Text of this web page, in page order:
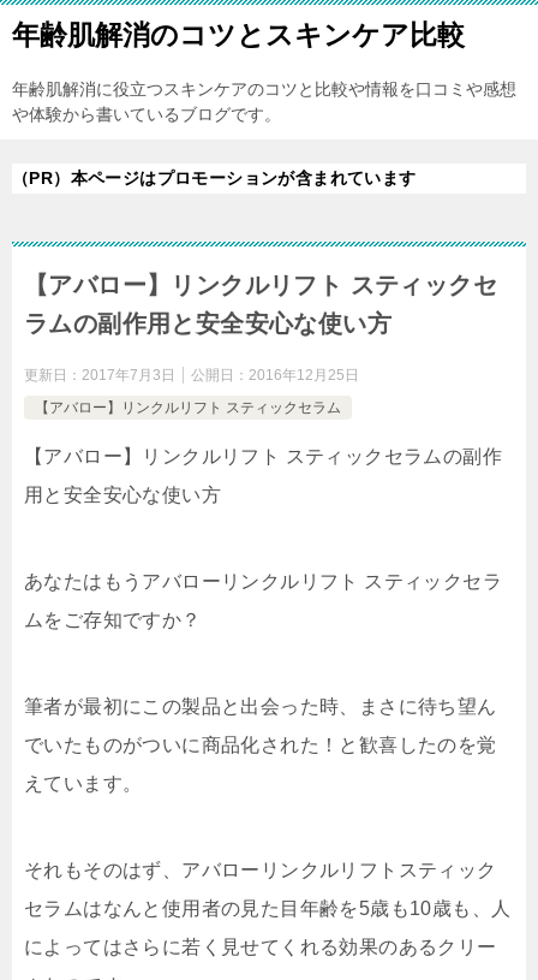
年齢肌解消のコツとスキンケア比較
年齢肌解消に役立つスキンケアのコツと比較や情報を口コミや感想
や体験から書いているブログです。
（PR）本ページはプロモーションが含まれています
【アバロー】リンクルリフト スティックセ
ラムの副作用と安全安心な使い方
更新日： 2017年7月3日 公開日： 2016年12月25日
【アバロー】リンクルリフト スティックセラム
【アバロー】リンクルリフト スティックセラムの副作
用と安全安心な使い方
あなたはもうアバローリンクルリフト スティックセラ
ムをご存知ですか？
筆者が最初にこの製品と出会った時、まさに待ち望ん
でいたものがついに商品化された！と歓喜したのを覚
えています。
それもそのはず、アバローリンクルリフトスティック
セラムはなんと使用者の見た目年齢を5歳も10歳も、人
によってはさらに若く見せてくれる効果のあるクリー